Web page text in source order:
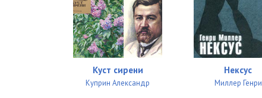
02-16
02-17
Куст сирени
Куприн Александр
Нексус
Миллер Генри